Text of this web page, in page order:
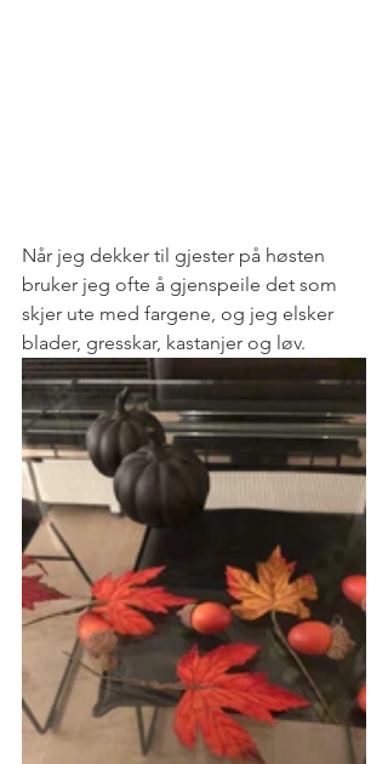
Når jeg dekker til gjester på høsten
bruker jeg ofte å gjenspeile det som
skjer ute med fargene, og jeg elsker
blader, gresskar, kastanjer og løv.